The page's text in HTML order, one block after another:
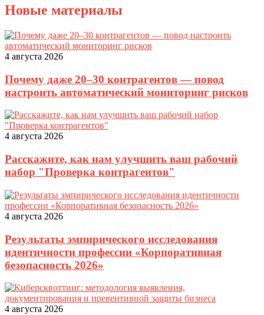
Новые материалы
4 августа 2026
Почему даже 20–30 контрагентов — повод
настроить автоматический мониторинг рисков
4 августа 2026
Расскажите, как нам улучшить ваш рабочий
набор "Проверка контрагентов"
4 августа 2026
Результаты эмпирического исследования
идентичности профессии «Корпоративная
безопасность 2026»
4 августа 2026